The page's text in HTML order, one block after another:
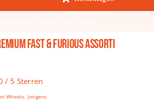
Fast & Furious Assorti
/ 5 Sterren
Wheels, Jongens